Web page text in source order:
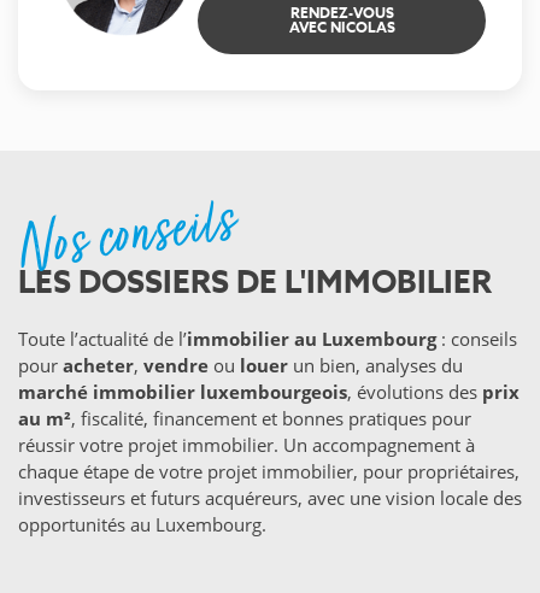
RENDEZ-VOUS
AVEC NICOLAS
Nos conseils
LES DOSSIERS DE L'IMMOBILIER
Toute l’actualité de l’immobilier au Luxembourg: conseils
pour acheter, vendre ou louer un bien, analyses du
marché immobilier luxembourgeois, évolutions des prix
au m², fiscalité, financement et bonnes pratiques pour
réussir votre projet immobilier. Un accompagnement à
chaque étape de votre projet immobilier, pour propriétaires,
investisseurs et futurs acquéreurs, avec une vision locale des
opportunités au Luxembourg.